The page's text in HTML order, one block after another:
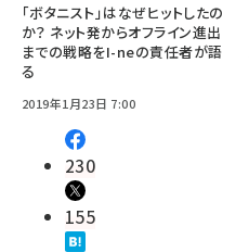
「ボタニスト」はなぜヒットしたの
か？ ネット発からオフライン進出
までの戦略をI-neの責任者が語
る
2019年1月23日 7:00
230
155